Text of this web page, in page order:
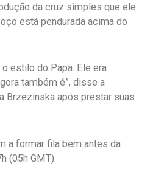
da cruz simples que ele
está pendurada acima do
estilo do Papa. Ele era
também é”, disse a
Brzezinska após prestar suas
a formar fila bem antes da
(05h GMT).